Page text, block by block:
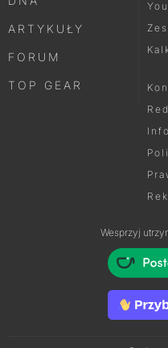
ARTYKUŁY
FORUM
TOP GEAR
Wesprzyj